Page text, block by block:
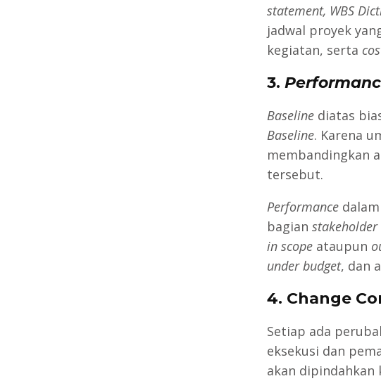
statement, WBS
jadwal proyek
kegiatan, serta
3.
Baselinediatas
Baseline. Karena
membandingkan
tersebut.
Performance
bagian stakeholder
in scope ataupun
under budget, dan
4. Change
Setiap ada
eksekusi dan
akan dipindahkan